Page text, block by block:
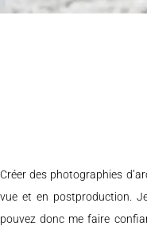
Créer des photographies
vue et en postproduction.
pouvez donc me faire